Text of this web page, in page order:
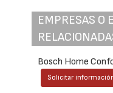
EMPRESAS O
Bosch Home
Solicitar